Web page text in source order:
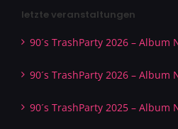
letzte veranstaltungen
90´s TrashParty 2026 – Album
90´s TrashParty 2026 – Album
90´s TrashParty 2025 – Album